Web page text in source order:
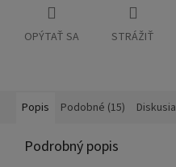
OPÝTAŤ SA STRÁŽIŤ
Popis Podobné (15) Diskusia
Podrobný popis